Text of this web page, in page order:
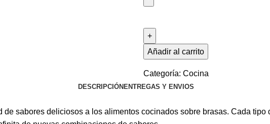
Añadir al carrito
Categoría: Cocina
DESCRIPCIÓN ENTREGAS Y ENVIOS
sabores deliciosos a los alimentos cocinados sobre brasas. Cada